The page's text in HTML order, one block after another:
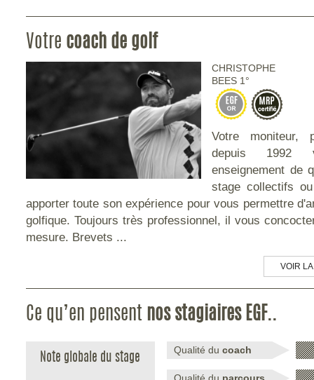
Votre coach de golf
CHRISTOPHE
BEES 1°
Votre moniteur,
depuis 1992
enseignement de
stage collectifs
apporter toute son expérience pour vous permettre
golfique. Toujours très professionnel, il vous
mesure. Brevets ...
VOIR
Ce qu’en pensent nos stagiaires EGF..
Note globale du stage
Qualité ducoach